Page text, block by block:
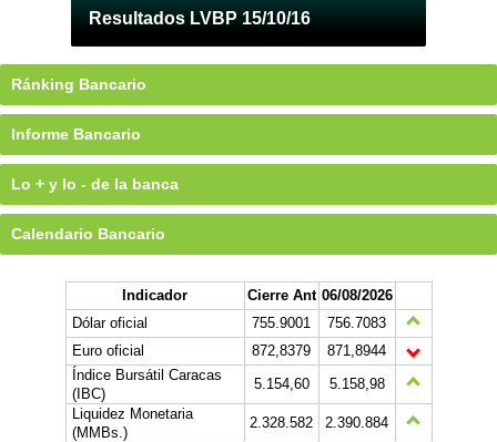
Resultados LVBP 15/10/16
Ránking Bancario
Informe Bancario
Lo + y lo - de la banca
Calendario Bancario
Indicador Cierre Ant 06/08/2026
Dólar oficial
755.9001
756.7083
Euro oficial
872,8379
871,8944
Índice Bursátil Caracas
(IBC)
5.154,60
5.158,98
Liquidez Monetaria
(MMBs.)
2.328.582
2.390.884